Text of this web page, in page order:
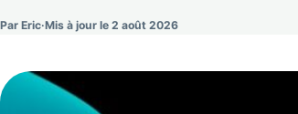
Par Eric·Mis à jour le 2 août 2026